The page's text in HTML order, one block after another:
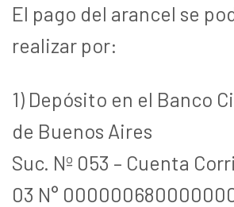
El pago del arancel se
realizar por:
1) Depósito en el Banco
de Buenos Aires
Suc. Nº 053 – Cuenta
03 N°